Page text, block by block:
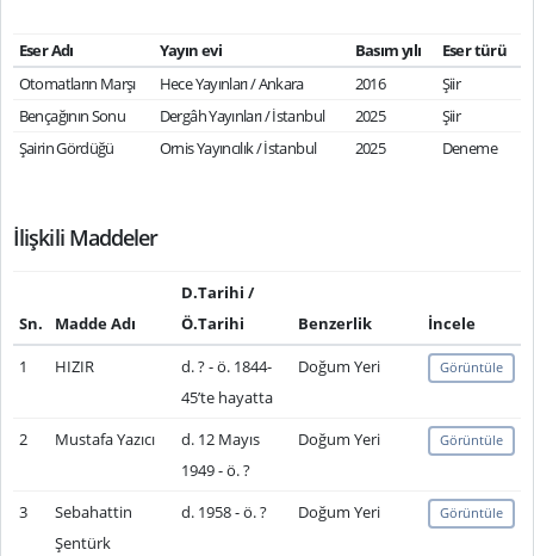
Eser Adı Yayın evi Basım yılı
Eser türü
Otomatların Marşı
Hece Yayınları / Ankara 2016
Şiir
Bençağının Sonu
Dergâh Yayınları / İstanbul 2025
Şiir
Şairin Gördüğü
Ornis Yayıncılık / İstanbul 2025 Deneme
İlişkili Maddeler
Sn. Madde Adı
D.Tarihi /
Ö.Tarihi
Benzerlik
İncele
1
HIZIR
d. ? - ö. 1844-
45’te hayatta
Doğum Yeri Görüntüle
2 Mustafa Yazıcı
d. 12 Mayıs
1949 - ö. ?
Doğum Yeri Görüntüle
3
Sebahattin
Şentürk
d. 1958 - ö. ? Doğum Yeri Görüntüle